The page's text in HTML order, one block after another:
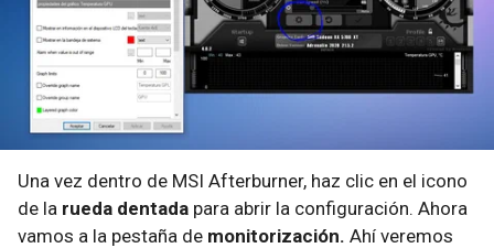
Una vez dentro de MSI Afterburner, haz clic en el icono
de la rueda dentada para abrir la configuración. Ahora
vamos a la pestaña de monitorización. Ahí veremos